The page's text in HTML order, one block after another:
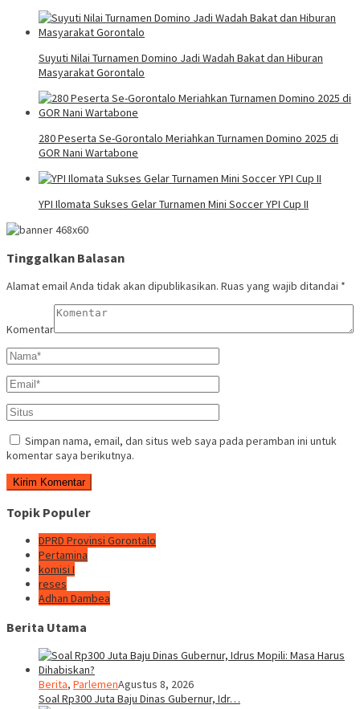
Suyuti Nilai Turnamen Domino Jadi Wadah Bakat dan Hiburan
Masyarakat Gorontalo
280 Peserta Se-Gorontalo Meriahkan Turnamen Domino 2025 di
GOR Nani Wartabone
YPI Ilomata Sukses Gelar Turnamen Mini Soccer YPI Cup II
Tinggalkan Balasan
Alamat email Anda tidak akan dipublikasikan. Ruas yang wajib ditandai *
Komentar
Simpan nama, email, dan situs web saya pada peramban ini untuk
komentar saya berikutnya.
Topik Populer
DPRD Provinsi Gorontalo
Pertamina
komisi I
reses
Adhan Dambea
Berita Utama
Berita, ParlemenAgustus 8, 2026
Soal Rp300 Juta Baju Dinas Gubernur, Idr…